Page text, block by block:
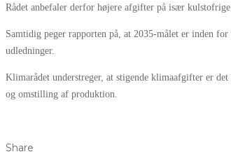
Rådet anbefaler derfor højere afgifter på især
Samtidig peger rapporten på, at 2035-målet er inden
udledninger.
Klimarådet understreger, at stigende klimaafgifter er
og omstilling af produktion.
Share